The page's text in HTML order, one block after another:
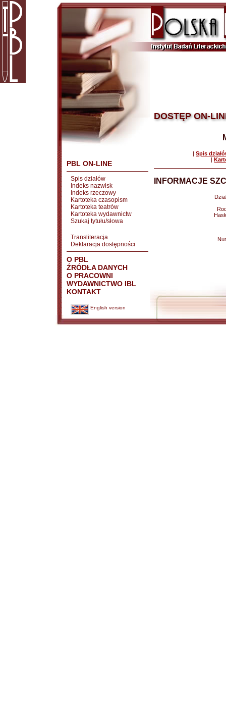
PBL ON-LINE
Spis działów
Indeks nazwisk
Indeks rzeczowy
Kartoteka czasopism
Kartoteka teatrów
Kartoteka wydawnictw
Szukaj tytułu/słowa
Transliteracja
Deklaracja dostępności
O PBL
ŹRÓDŁA DANYCH
O PRACOWNI
WYDAWNICTWO IBL
KONTAKT
English version
DOSTĘP ON-
| Spis
|
INFORMACJE